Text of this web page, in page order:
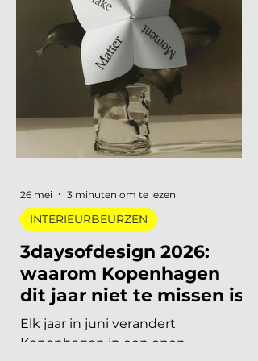
van een lang uitgesteld eerbetoon
aan een Nederlandse
designlegende tot een
tentoonstelling waar je letterlijk
moet bewegen om het werk te
begrijpen. Van digitale pioniers in
een Depot-zaal tot marmer dat
architectuur omvormt tot
tentoonstellingen, verspreid over
Nederland, die de moeite waard
zijn om speci
3daysofdesign 2026:
waarom Kopenhagen
dit jaar niet te missen is
INTERIEURBEURZEN
26 mei 3 minuten om te lezen